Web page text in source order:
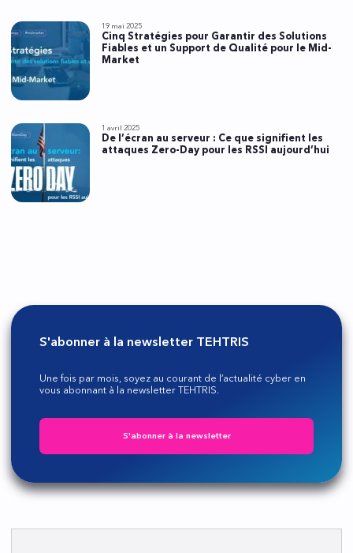
19 mai 2025
Cinq Stratégies pour Garantir des Solutions
Fiables et un Support de Qualité pour le Mid-
Market
1 avril 2025
De l’écran au serveur : Ce que signifient les
attaques Zero-Day pour les RSSI aujourd’hui
S'abonner à la newsletter TEHTRIS
Une fois par mois, soyez au courant de l’actualité cyber en
vous abonnant à la newsletter TEHTRIS.
S'abonner à la newsletter